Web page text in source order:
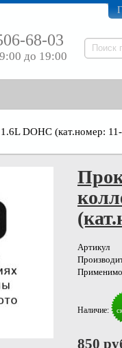
68-03
до 19:00
DOHC (кат.номер:
Артикул
Наличие:
850